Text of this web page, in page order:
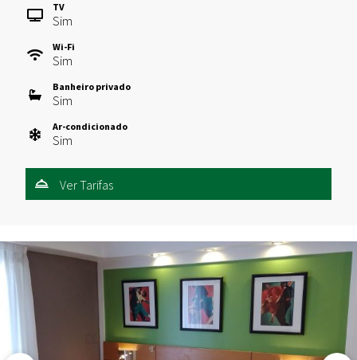
TV
Sim
Wi-Fi
Sim
Banheiro privado
Sim
Ar-condicionado
Sim
Ver Tarifas